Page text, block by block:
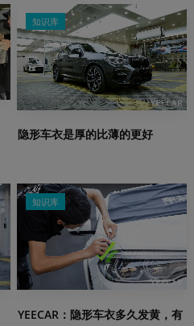
知识库
隐形车衣是厚的比薄的更好
知识库
YEECAR：隐形车衣多久发黄，有